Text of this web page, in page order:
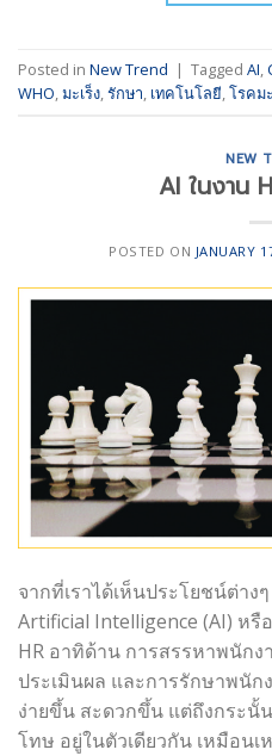
Posted in New Trend | Tagged AI,
WHO,มะเร็ง,รักษา, เทคโนโลยี,โรคม
NEW
AI ในงาน
POSTED ON JANUARY
จากที่เราได้เห็นประโยชน์ต่าง
Artificial Intelligence (AI) ห
HR อาทิด้าน การสรรหาพนัก
ประเมินผล และการรักษาพนั
ง่ายขึ้น สะดวกขึ้น แต่ถึงกระ
โทษ อยู่ในตัวเดียวกัน เหมือน